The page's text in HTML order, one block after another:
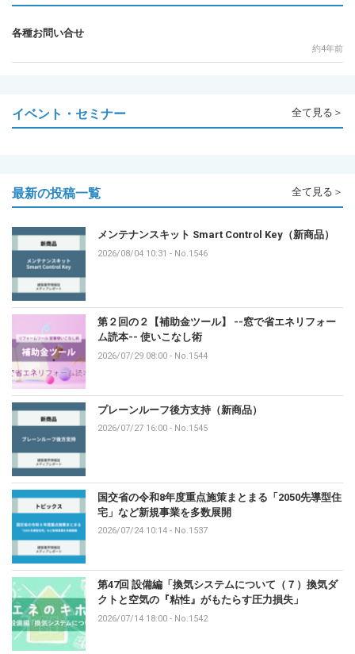
各種お問い合せ
約4年前
イベント・セミナー 全て見る＞
最新の投稿一覧 全て見る＞
メンテナンスキット Smart Control Key（新商品）
2026/08/04 10:31 - No.1546
第２回の２【補助金ツール】 --窓で省エネリフォー
ム読本-- 使いこなし術
2026/07/29 08:00 - No.1544
プレーンルーフ後方支持（新商品）
2026/07/27 16:00 - No.1545
国交省の令和8年度重点施策まとまる「2050先導型住
宅」など新規事業を多数展開
2026/07/24 10:14 - No.1537
第47回 設備編「換気システムについて（７）換気ダ
クトと空気の『粘性』がもたらす圧力損失」
2026/07/14 18:00 - No.1542